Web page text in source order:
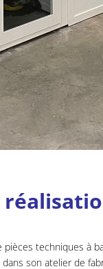
techniques à
dans son atelier de